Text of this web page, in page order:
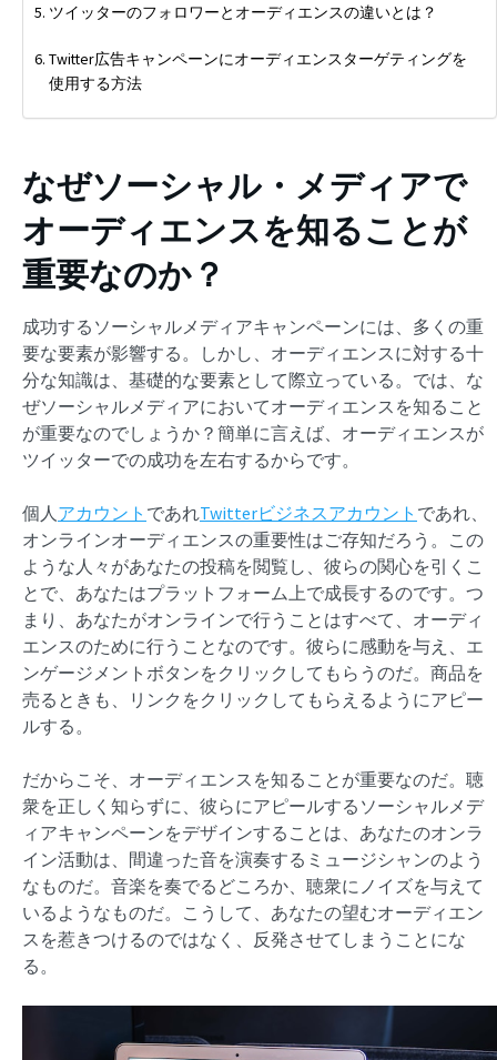
ツイッターのフォロワーとオーディエンスの違いとは？
Twitter広告キャンペーンにオーディエンスターゲティングを
使用する方法
なぜソーシャル・メディアで
オーディエンスを知ることが
重要なのか？
成功するソーシャルメディアキャンペーンには、多くの重
要な要素が影響する。しかし、オーディエンスに対する十
分な知識は、基礎的な要素として際立っている。では、な
ぜソーシャルメディアにおいてオーディエンスを知ること
が重要なのでしょうか？簡単に言えば、オーディエンスが
ツイッターでの成功を左右するからです。
個人 アカウント であれTwitterビジネスアカウント であれ、
オンラインオーディエンスの重要性はご存知だろう。この
ような人々があなたの投稿を閲覧し、彼らの関心を引くこ
とで、あなたはプラットフォーム上で成長するのです。つ
まり、あなたがオンラインで行うことはすべて、オーディ
エンスのために行うことなのです。彼らに感動を与え、エ
ンゲージメントボタンをクリックしてもらうのだ。商品を
売るときも、リンクをクリックしてもらえるようにアピー
ルする。
だからこそ、オーディエンスを知ることが重要なのだ。聴
衆を正しく知らずに、彼らにアピールするソーシャルメデ
ィアキャンペーンをデザインすることは、あなたのオンラ
イン活動は、間違った音を演奏するミュージシャンのよう
なものだ。音楽を奏でるどころか、聴衆にノイズを与えて
いるようなものだ。こうして、あなたの望むオーディエン
スを惹きつけるのではなく、反発させてしまうことにな
る。